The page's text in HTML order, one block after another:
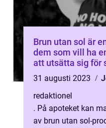
Brun utan sol är
dem som vill ha
att utsätta sig för
strålar
31 augusti 2023
redaktionel
. På apoteket kan
av brun utan sol-